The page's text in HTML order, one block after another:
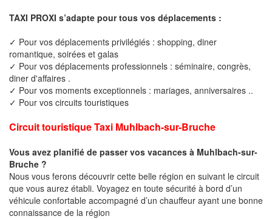
TAXI PROXI s’adapte pour tous vos déplacements :
✓ Pour vos déplacements privilégiés : shopping, diner
romantique, soirées et galas
✓ Pour vos déplacements professionnels : séminaire, congrès,
diner d'affaires .
✓ Pour vos moments exceptionnels : mariages, anniversaires ..
✓ Pour vos circuits touristiques
Circuit touristique Taxi Muhlbach-sur-Bruche
Vous avez planifié de passer vos vacances à Muhlbach-sur-
Bruche ?
Nous vous ferons découvrir cette belle région en suivant le circuit
que vous aurez établi. Voyagez en toute sécurité à bord d’un
véhicule confortable accompagné d’un chauffeur ayant une bonne
connaissance de la région